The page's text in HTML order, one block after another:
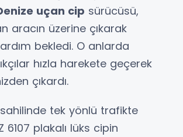
uçan cip sürücüsü,
aracın üzerine çıkarak
bekledi. O anlarda
hızla harekete geçerek
çıkardı.
sahilinde tek yönlü trafikte
6107 plakalı lüks cipin